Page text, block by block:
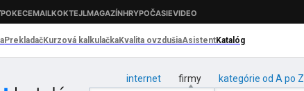
internet firmy kategórie od A po Z